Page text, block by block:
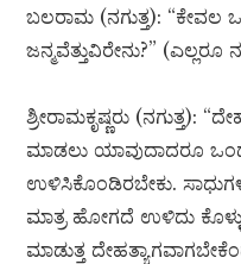
ಬಲರಾಮ (ನಗುತ್ತ): “ಕೇವಲ
ಜನ್ಮವೆತ್ತುವಿರೇನು?” (ಎಲ್ಲರೂ
ಶ್ರೀರಾಮಕೃಷ್ಣರು (ನಗುತ್ತ):
ಮಾಡಲು ಯಾವುದಾದರೂ
ಉಳಿಸಿಕೊಂಡಿರಬೇಕು.
ಮಾತ್ರ ಹೋಗದೆ ಉಳಿದು
ಮಾಡುತ್ತ